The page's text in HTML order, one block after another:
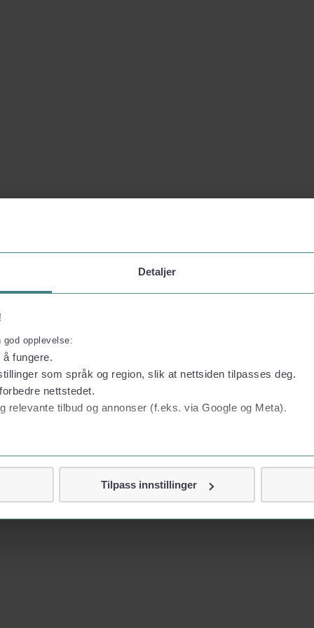
Detaljer
opplevelse:
fungere.
som språk og region, slik at nettsiden tilpasses deg.
nettstedet.
relevante tilbud og annonser (f.eks. via Google og Meta).
Tilpass innstillinger